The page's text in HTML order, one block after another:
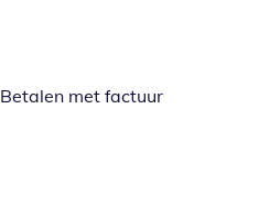
Betalen met factuur